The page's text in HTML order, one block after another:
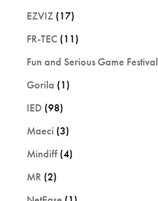
EZVIZ(17)
FR-TEC(11)
Fun and Serious Game Festival
Gorila (1)
IED (98)
Maeci (3)
Mindiff(4)
MR (2)